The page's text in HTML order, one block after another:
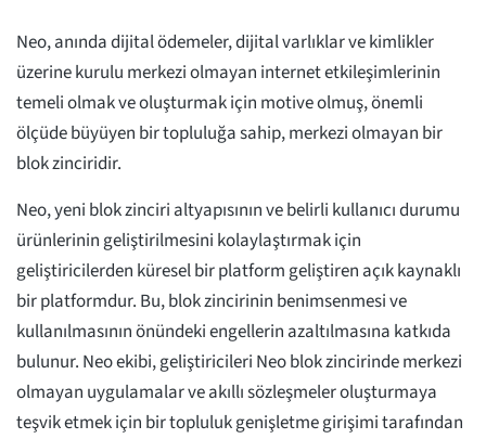
Neo, anında dijital ödemeler, dijital varlıklar ve kimlikler
üzerine kurulu merkezi olmayan internet etkileşimlerinin
temeli olmak ve oluşturmak için motive olmuş, önemli
ölçüde büyüyen bir topluluğa sahip, merkezi olmayan bir
blok zinciridir.
Neo, yeni blok zinciri altyapısının ve belirli kullanıcı durumu
ürünlerinin geliştirilmesini kolaylaştırmak için
geliştiricilerden küresel bir platform geliştiren açık kaynaklı
bir platformdur. Bu, blok zincirinin benimsenmesi ve
kullanılmasının önündeki engellerin azaltılmasına katkıda
bulunur. Neo ekibi, geliştiricileri Neo blok zincirinde merkezi
olmayan uygulamalar ve akıllı sözleşmeler oluşturmaya
teşvik etmek için bir topluluk genişletme girişimi tarafından